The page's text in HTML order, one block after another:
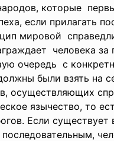
которые
если прилагать
мировой
человека
очередь с
были взять на
осуществляющих
язычество, то
Если существует